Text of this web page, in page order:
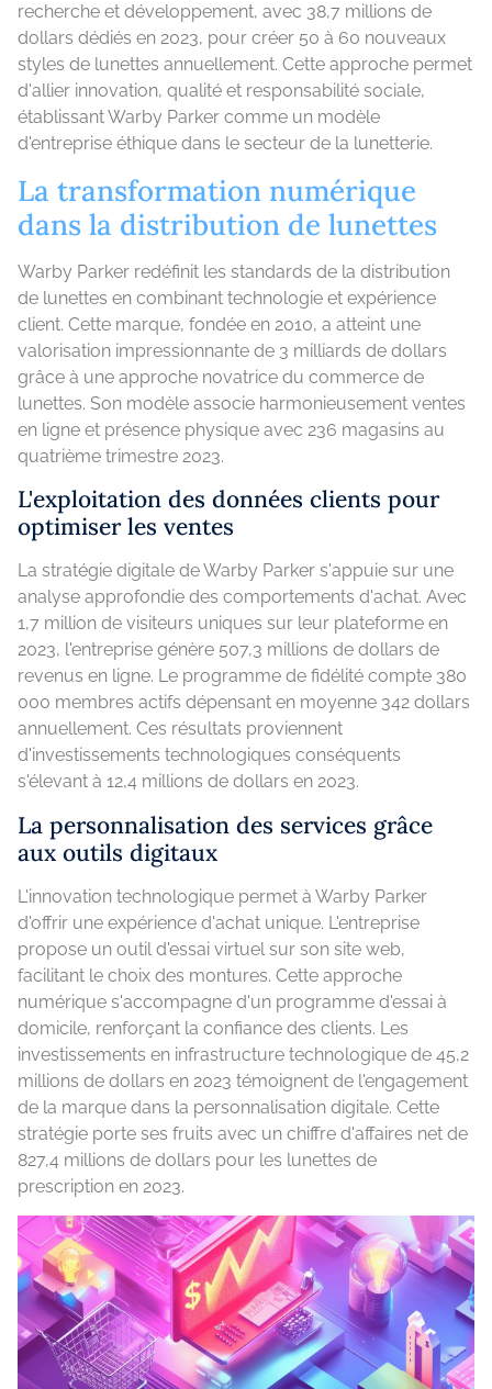
recherche et développement, avec 38,7 millions de
dollars dédiés en 2023, pour créer 50 à 60 nouveaux
styles de lunettes annuellement. Cette approche permet
d'allier innovation, qualité et responsabilité sociale,
établissant Warby Parker comme un modèle
d'entreprise éthique dans le secteur de la lunetterie.
La transformation numérique
dans la distribution de lunettes
Warby Parker redéfinit les standards de la distribution
de lunettes en combinant technologie et expérience
client. Cette marque, fondée en 2010, a atteint une
valorisation impressionnante de 3 milliards de dollars
grâce à une approche novatrice du commerce de
lunettes. Son modèle associe harmonieusement ventes
en ligne et présence physique avec 236 magasins au
quatrième trimestre 2023.
L'exploitation des données clients pour
optimiser les ventes
La stratégie digitale de Warby Parker s'appuie sur une
analyse approfondie des comportements d'achat. Avec
1,7 million de visiteurs uniques sur leur plateforme en
2023, l'entreprise génère 507,3 millions de dollars de
revenus en ligne. Le programme de fidélité compte 380
000 membres actifs dépensant en moyenne 342 dollars
annuellement. Ces résultats proviennent
d'investissements technologiques conséquents
s'élevant à 12,4 millions de dollars en 2023.
La personnalisation des services grâce
aux outils digitaux
L'innovation technologique permet à Warby Parker
d'offrir une expérience d'achat unique. L'entreprise
propose un outil d'essai virtuel sur son site web,
facilitant le choix des montures. Cette approche
numérique s'accompagne d'un programme d'essai à
domicile, renforçant la confiance des clients. Les
investissements en infrastructure technologique de 45,2
millions de dollars en 2023 témoignent de l'engagement
de la marque dans la personnalisation digitale. Cette
stratégie porte ses fruits avec un chiffre d'affaires net de
827,4 millions de dollars pour les lunettes de
prescription en 2023.